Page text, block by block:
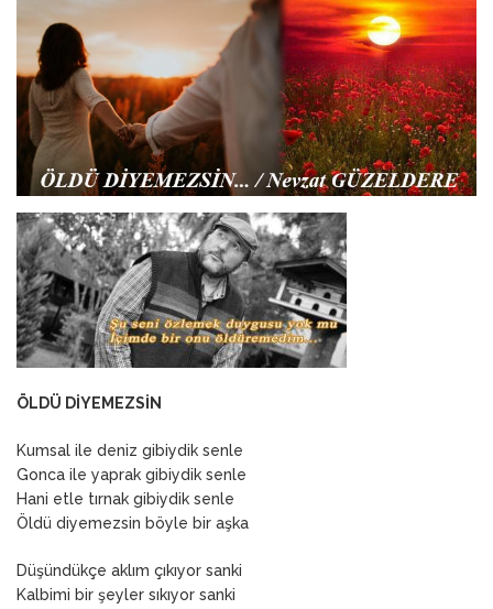
23 Mart 2026
ÖLDÜ DİYEMEZSİN
Kumsal ile deniz gibiydik senle
Gonca ile yaprak gibiydik senle
Hani etle tırnak gibiydik senle
Öldü diyemezsin böyle bir aşka
Düşündükçe aklım çıkıyor sanki
Kalbimi bir şeyler sıkıyor sanki